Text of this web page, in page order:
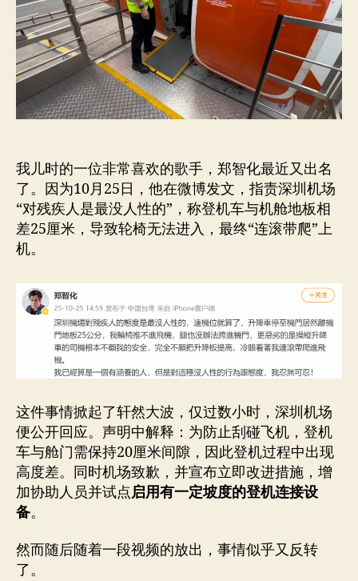
郑
化
的
撒
娇
和
我儿时的一位非常喜欢的歌手，郑智化最近又出名
了。因为10月25日，他在微博发文，指责深圳机场
“对残疾人是最没人性的”，称登机车与机舱地板相
差25厘米，导致轮椅无法进入，最终“连滚带爬”上
机。
这件事情掀起了轩然大波，仅过数小时，深圳机场
便公开回应。声明中解释：为防止刮碰飞机，登机
车与舱门需保持20厘米间隙，因此登机过程中出现
高度差。同时机场致歉，并宣布立即改进措施，增
加协助人员并试点启用有一定坡度的登机连接设
备。
然而随后随着一段视频的放出，事情似乎又反转
了。